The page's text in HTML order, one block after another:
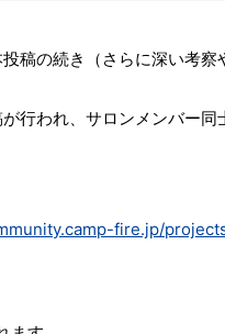
稿の続き（さらに深い考察
行われ、サロンメンバー同
fire.jp/